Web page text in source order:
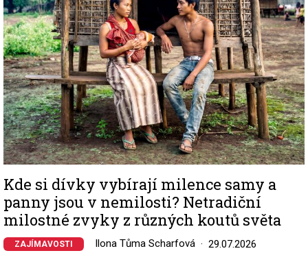
Kde si dívky vybírají milence samy a
panny jsou v nemilosti? Netradiční
milostné zvyky z různých koutů světa
ZAJÍMAVOSTI Ilona Tůma Scharfová 29.07.2026